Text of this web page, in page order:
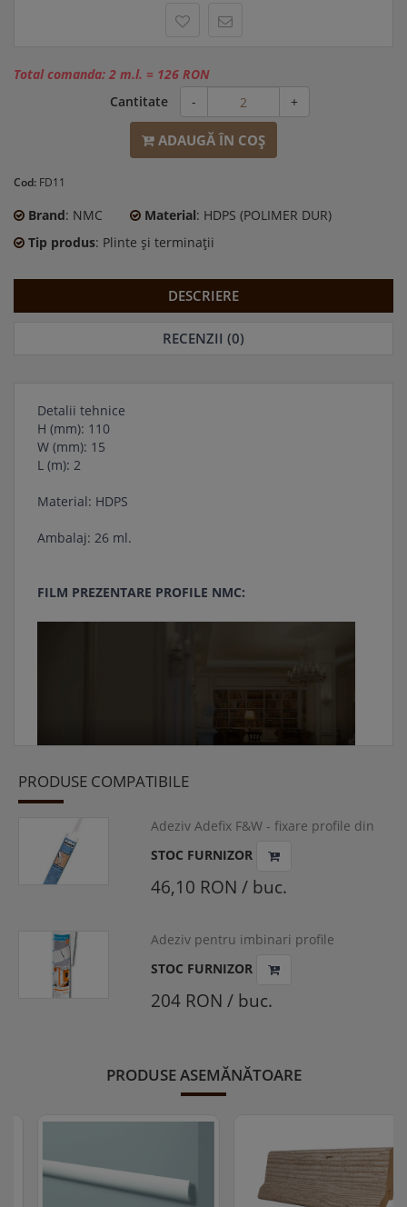
Total comanda: 2 m.l. = 126 RON
Cantitate
- +
ADAUGĂ ÎN COŞ
Cod: FD11
Brand: NMC Material: HDPS (POLIMER DUR)
Tip produs: Plinte şi terminaţii
DESCRIERE
RECENZII (0)
Detalii tehnice
H (mm): 110
W (mm): 15
L (m): 2
Material: HDPS
Ambalaj: 26 ml.
FILM PREZENTARE PROFILE NMC:
PRODUSE COMPATIBILE
Adeziv Adefix F&W - fixare profile din
STOC FURNIZOR
46,10 RON / buc.
Adeziv pentru imbinari profile
290ml
STOC FURNIZOR
204 RON / buc.
PRODUSE ASEMĂNĂTOARE